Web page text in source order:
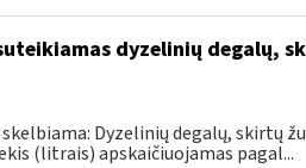
dyzelinių degalų,
Dyzelinių degalų, skirtų
(litrais) apskaičiuojamas pagal...